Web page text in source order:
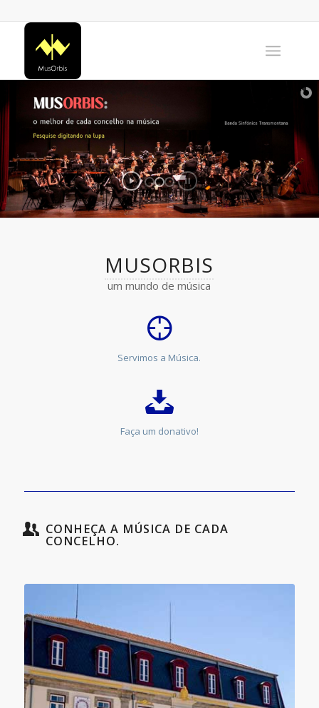
MUSORBIS
um mundo de música
Servimos a Música.
Faça um donativo!
CONHEÇA A MÚSICA DE CADA
CONCELHO.